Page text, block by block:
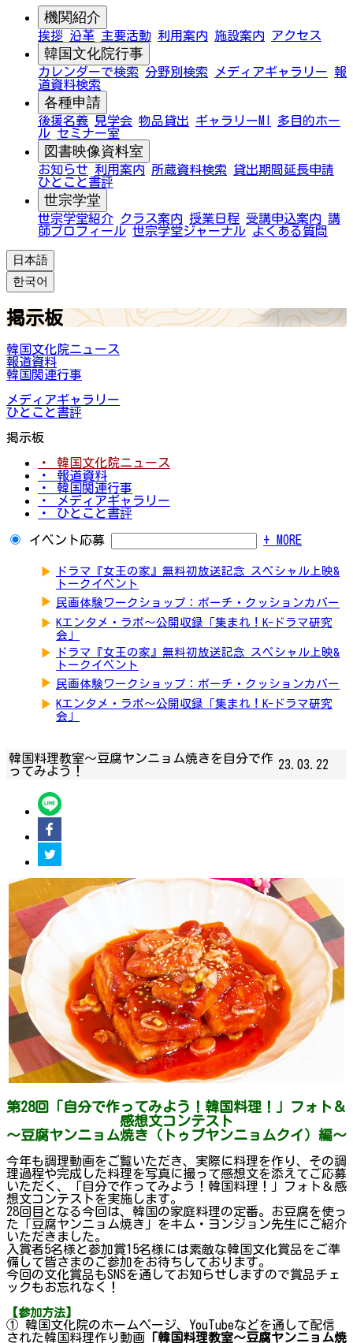
機関紹介
挨拶 沿革 主要活動 利用案内 施設案内 アクセス
韓国文化院行事
カレンダーで検索 分野別検索 メディアギャラリー 報
道資料検索
各種申請
後援名義 見学会 物品貸出 ギャラリーMI
多目的ホー
ル セミナー室
図書映像資料室
お知らせ 利用案内 所蔵資料検索
貸出期間延長申請
ひとこと書評
世宗学堂
世宗学堂紹介 クラス案内 授業日程 受講申込案内 講
師プロフィール 世宗学堂ジャーナル よくある質問
日本語
한국어
掲示板
韓国文化院ニュース
報道資料
韓国関連行事
メディアギャラリー
ひとこと書評
掲示板
・ 韓国文化院ニュース
・ 報道資料
・ 韓国関連行事
・ メディアギャラリー
・ ひとこと書評
イベント応募 + MORE
▶
ドラマ『女王の家』無料初放送記念 スペシャル上映&
トークイベント
▶ 民画体験ワークショップ：ポーチ・クッションカバー
▶ Kエンタメ・ラボ～公開収録「集まれ！K-ドラマ研究
会」
▶
ドラマ『女王の家』無料初放送記念 スペシャル上映&
トークイベント
▶ 民画体験ワークショップ：ポーチ・クッションカバー
▶ Kエンタメ・ラボ～公開収録「集まれ！K-ドラマ研究
会」
韓国料理教室〜豆腐ヤンニョム焼きを自分で作
ってみよう！
23.03.22
第28回「自分で作ってみよう！韓国料理！」フォト＆
感想文コンテスト
～豆腐ヤンニョム焼き（トゥブヤンニョムクイ）編～
今年も調理動画をご覧いただき、実際に料理を作り、その調
理過程や完成した料理を写真に撮って感想文を添えてご応募
いただく、「自分で作ってみよう！韓国料理！」フォト＆感
想文コンテストを実施します。
28回目となる今回は、韓国の家庭料理の定番。お豆腐を使っ
た「豆腐ヤンニョム焼き」をキム・ヨンジョン先生にご紹介
いただきました。
入賞者5名様と参加賞15名様には素敵な韓国文化賞品をご準
備して皆さまのご参加をお待ちしております。
今回の文化賞品もSNSを通してお知らせしますので賞品チェ
ックもお忘れなく！
【参加方法】
① 韓国文化院のホームページ、YouTubeなどを通して配信
された韓国料理作り動画 「韓国料理教室～豆腐ヤンニョム焼